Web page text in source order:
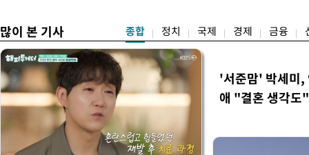
많이 본 기사 종합 정치 국제 경제 금융
'서준맘' 박세미,
애 "결혼 생각도"